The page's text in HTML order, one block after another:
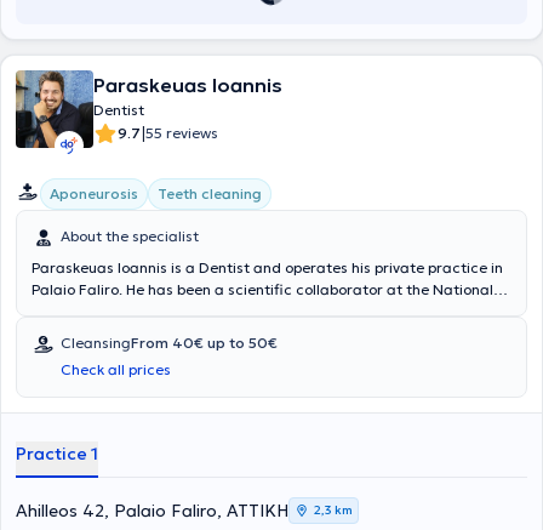
Paraskeuas Ioannis
Dentist
9.7|55 reviews
Aponeurosis Teeth cleaning
About the specialist
Paraskeuas Ioannis is a Dentist and operates his private practice in
Palaio Faliro. He has been a scientific collaborator at the National
His clinic offers services such as dental cleaning, whitening,
prosthetics, fluoridation, and dental fillings. In the welcoming
environment of his dental office, together with his associates, they
provide high-level services, adhering to medical protocols and
CleansingFrom 40€ up to 50€
Check all prices
Practice 1
Ahilleos 42, Palaio Faliro, ΑΤΤΙΚΗ 2,3 km